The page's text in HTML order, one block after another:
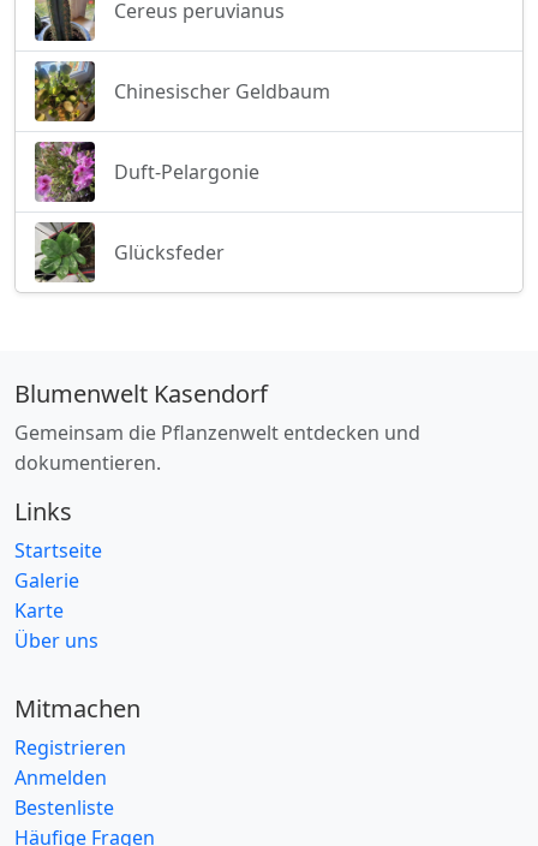
Cereus peruvianus
Chinesischer Geldbaum
Duft-Pelargonie
Glücksfeder
Blumenwelt Kasendorf
Gemeinsam die Pflanzenwelt entdecken und
dokumentieren.
Links
Startseite
Galerie
Karte
Über uns
Mitmachen
Registrieren
Anmelden
Bestenliste
Häufige Fragen